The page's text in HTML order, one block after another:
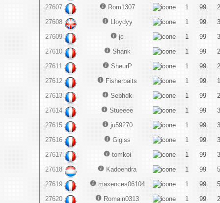
27607 Rom1307 1 99
2
27608
Lloydyy 1 99
3
27609
jc 1 99
3
27610
Shank 1 99
2
27611
SheurP 1 99
2
27612
Fisherbaits 1 99
1
27613
Sebhdk 1 99
2
27614
Stueeee 1 99
3
27615
ju59270 1 99
3
27616
Gigiss 1 99
3
27617
tomkoi 1 99
3
27618
Kadoendra 1 99
5
27619
maxences06104 1 99
5
27620
Romain0313 1 99
2